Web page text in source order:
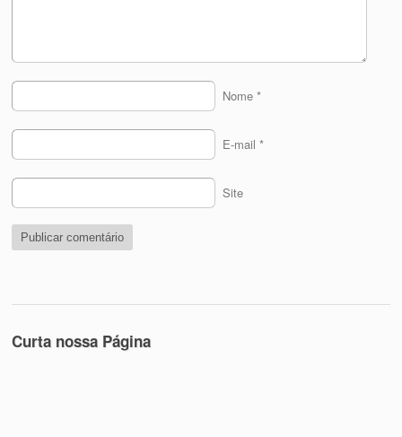
Nome *
E-mail *
Site
Curta nossa Página